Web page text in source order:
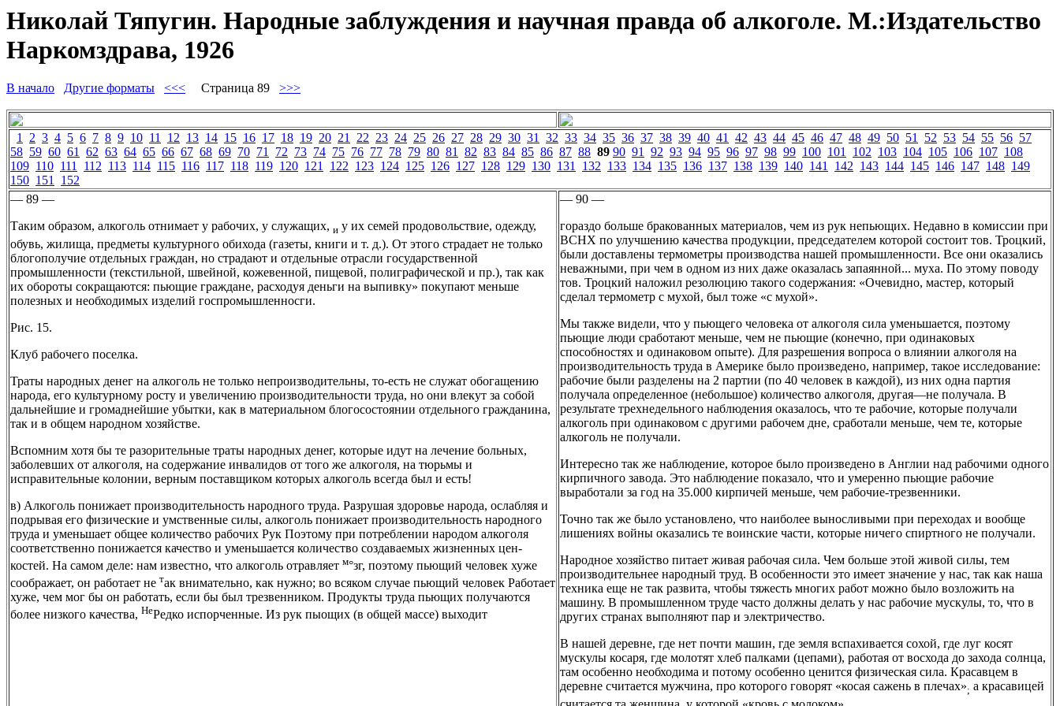
Николай Тяпугин. Народные заблуждения и научная правда об алкоголе. М.:Издательство
Наркомздрава, 1926
В начало Другие форматы <<< Страница 89 >>>
1 2 3 4 5 6 7 8 9 10 11 12 13 14 15 16 17 18 19 20 21 22 23 24 25 26 27 28 29 30 31 32 33 34 35 36 37 38 39 40 41 42 43 44 45 46 47 48 49 50 51 52 53 54 55 56 57
58 59 60 61 62 63 64 65 66 67 68 69 70 71 72 73 74 75 76 77 78 79 80 81 82 83 84 85 86 87 88 89 90 91 92 93 94 95 96 97 98 99 100 101 102 103 104 105 106 107 108
109 110 111 112 113 114 115 116 117 118 119 120 121 122 123 124 125 126 127 128 129 130 131 132 133 134 135 136 137 138 139 140 141 142 143 144 145 146 147 148 149
150 151 152
— 89 —
Таким образом, алкоголь отнимает у рабочих, у служащих, и у их семей продовольствие, одежду,
обувь, жилища, предметы культурного обихода (газеты, книги и т. д.). От этого страдает не только
блогополучие отдельных граждан, но страдают и отдельные отрасли государственной
промышленности (текстильной, швейной, кожевенной, пищевой, полиграфической и пр.), так как
их обороты сокращаются: пьющие граждане, расходуя деньги на выпивку» покупают меньше
полезных и необходимых изделий госпромышленносги.
Рис. 15.
Клуб рабочего поселка.
Траты народных денег на алкоголь не только непроизводительны, то-есть не служат обогащению
народа, его культурному росту и увеличению производительности труда, но они влекут за собой
дальнейшие и громаднейшие убытки, как в материальном блогосостоянии отдельного гражданина,
так и в общем народном хозяйстве.
Вспомним хотя бы те разорительные траты народных денег, которые идут на лечение больных,
заболевших от алкоголя, на содержание инвалидов от того же алкоголя, на тюрьмы и
исправительные колонии, верным поставщиком которых алкоголь всегда был и есть!
в) Алкоголь понижает производительность народного труда. Разрушая здоровье народа, ослабляя и
подрывая его физические и умственные силы, алкоголь понижает производительность народного
труда и уменьшает общее количество рабочих Рук Поэтому при потреблении народом алкоголя
соответственно понижается качество и уменьшается количество создаваемых жизненных цен-
костей. На самом деле: нам известно, что алкоголь отравляет м°зг, поэтому пьющий человек хуже
соображает, он работает не так внимательно, как нужно; во всяком случае пьющий человек Работает
хуже, чем мог бы он работать, если бы был трезвенником. Продукты труда пьющих получаются
более низкого качества, НеРедко испорченные. Из рук пыощих (в общей массе) выходит
— 90 —
гораздо больше бракованных материалов, чем из рук непьющих. Недавно в комиссии при
ВСНХ по улучшению качества продукции, председателем которой состоит тов. Троцкий,
были доставлены термометры производства нашей промышленности. Все они оказались
неважными, при чем в одном из них даже оказалась запаянной... муха. По этому поводу
тов. Троцкий наложил резолюцию такого содержания: «Очевидно, мастер, который
сделал термометр с мухой, был тоже «с мухой».
Мы также видели, что у пьющего человека от алкоголя сила уменьшается, поэтому
пьющие люди сработают меньше, чем не пьющие (конечно, при одинаковых
способностях и одинаковом опыте). Для разрешения вопроса о влиянии алкоголя на
производительность труда в Америке было произведено, например, такое исследование:
рабочие были разделены на 2 партии (по 40 человек в каждой), из них одна партия
получала определенное (небольшое) количество алкоголя, другая—не получала. В
результате трехнедельного наблюдения оказалось, что те рабочие, которые получали
алкоголь при одинаковом с другими рабочем дне, сработали меньше, чем те, которые
алкоголь не получали.
Интересно так же наблюдение, которое было произведено в Англии над рабочими одного
кирпичного завода. Это наблюдение показало, что и умеренно пьющие рабочие
выработали за год на 35.000 кирпичей меньше, чем рабочие-трезвенники.
Точно так же было установлено, что наиболее выносливыми при переходах и вообще
лишениях войны оказались те воинские части, которые ничего спиртного не получали.
Народное хозяйство питает живая рабочая сила. Чем больше этой живой силы, тем
производительнее народный труд. В особенности это имеет значение у нас, так как наша
техника еще не так развита, чтобы тяжесть многих работ можно было возложить на
машину. В промышленном труде часто должны делать у нас рабочие мускулы, то, что в
других странах выполняют пар и электричество.
В нашей деревне, где нет почти машин, где земля вспахивается сохой, где луг косят
мускулы косаря, где молотят хлеб палками (цепами), работая от восхода до захода солнца,
там особенно необходима и потому особенно ценится физическая сила. Красавцем в
деревне считается мужчина, про которого говорят «косая сажень в плечах»; а красавицей